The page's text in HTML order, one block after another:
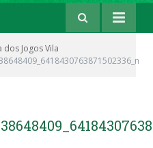
Jogos Vila